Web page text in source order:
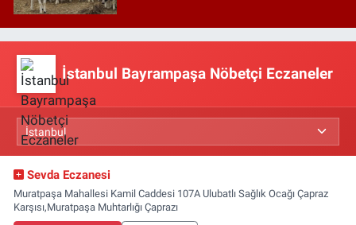
İstanbul Bayrampaşa Nöbetçi Eczaneler
Sevda Eczanesi
Muratpaşa Mahallesi Kamil Caddesi 107A Ulubatlı Sağlık Ocağı Çapraz
Karşısı,Muratpaşa Muhtarlığı Çaprazı